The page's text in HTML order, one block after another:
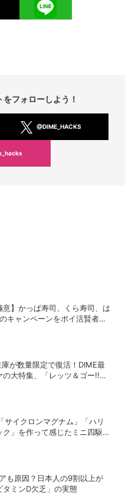
フォローしよう！
@DIME_HACKS
意】かっぱ寿司、くら寿司、は
キャンペーンをポイ活賢者は
が数量限定で復活！DIME最
の大特集、「レッツ＆ゴー!!」
サイクロンマグナム」「ハリ
ク」を作って感じたミニ四駆の
も原因？日本人の9割以上が
タミンD欠乏」の実態